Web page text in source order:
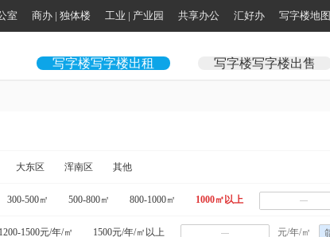
室 商办 | 独体楼 工业 | 产业园 共享办公 汇好办 写字楼地图
写字楼写字楼出租 写字楼写字楼出售
大东区 浑南区 其他
300-500㎡ 500-800㎡ 800-1000㎡ 1000㎡以上
1200-1500元/年/㎡ 1500元/年/㎡以上 元/年/㎡